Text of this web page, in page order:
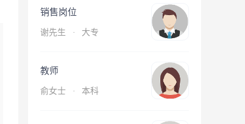
销售岗位
谢先生 · 大专
教师
俞女士 · 本科